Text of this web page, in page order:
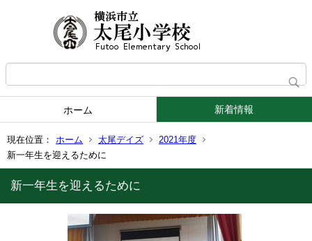
ホーム 新着情報
現在位置： ホーム 太尾デイズ
2021年度
新一年生を迎えるために
新一年生を迎えるために